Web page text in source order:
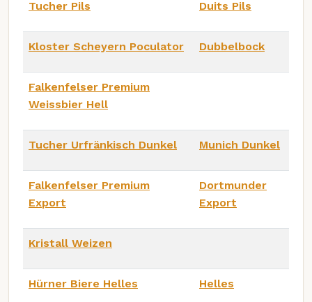
Tucher Pils Duits Pils
Kloster Scheyern Poculator Dubbelbock
Falkenfelser Premium
Weissbier Hell
Tucher Urfränkisch Dunkel Munich Dunkel
Falkenfelser Premium
Export
Dortmunder
Export
Kristall Weizen
Hürner Biere Helles Helles